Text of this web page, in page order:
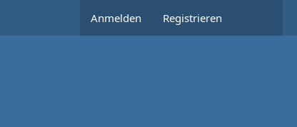
Anmelden Registrieren